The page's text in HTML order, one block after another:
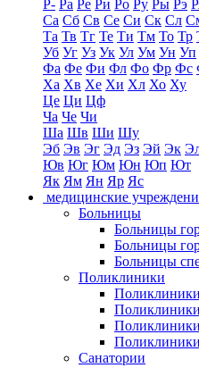
Р- Ра Ре Ри Ро Ру Ры Рэ
Са Сб Св Се Си Ск Сл
Та Тв Тг Те Ти Тм То Тр
Уб Уг Уз Ук Ул Ум Ун Уп
Фа Фе Фи Фл Фо Фр Фс
Ха Хв Хе Хи Хл Хо Ху
Це Ци Цф
Ча Че Чи
Ша Шв Ши Шу
Эб Эв Эг Эд Эз Эй Эк
Юв Юг Юм Юн Юп Ют
Як Ям Ян Яр Яс
медицинские
Больницы
Больницы
Больницы
Больницы
Поликлиники
Поликлиники
Поликлиники
Поликлиники
Поликлиники
Санатории